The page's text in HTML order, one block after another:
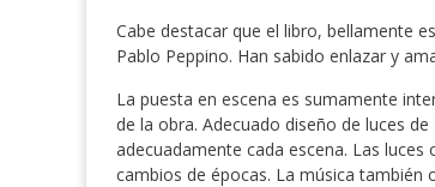
Cabe destacar que el libro, bellamente
Pablo Peppino. Han sabido enlazar y
La puesta en escena es sumamente
de la obra. Adecuado diseño de luces
adecuadamente cada escena. Las
cambios de épocas. La música también